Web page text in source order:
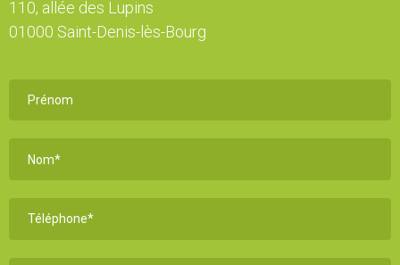
110, allée des Lupins
01000 Saint-Denis-lès-Bourg